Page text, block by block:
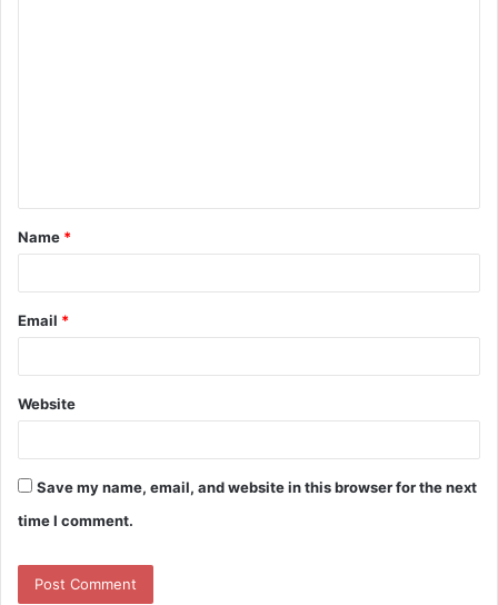
t
*
Name *
Email *
Website
Save my name, email, and website in this browser for the next
time I comment.